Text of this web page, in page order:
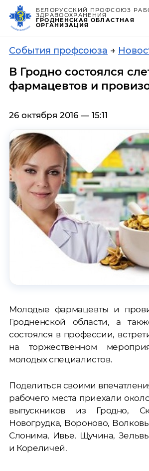
БЕЛОРУССКИЙ ПРОФСОЮЗ
ЗДРАВООХРАНЕНИЯ
ГРОДНЕНСКАЯ ОБЛАСТНАЯ
ОРГАНИЗАЦИЯ
События профсоюза →
В Гродно состоялся
фармацевтов и
26 октября 2016 — 15:11
Молодые фармацевты и
Гродненской области, а
состоялся в профессии,
на торжественном
молодых специалистов.
Поделиться своими
рабочего места приехали
выпускников из Гродно,
Новогрудка, Вороново,
Слонима, Ивье, Щучина,
и Кореличей.